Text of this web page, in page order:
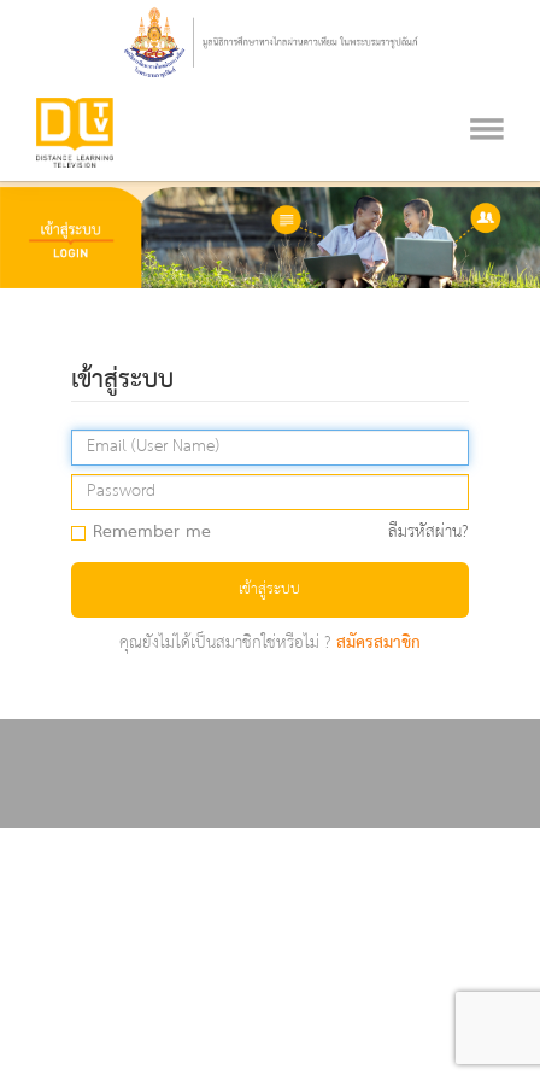
เข้าสู่ระบบ
Remember me ลืมรหัสผ่าน?
เข้าสู่ระบบ
คุณยังไม่ได้เป็นสมาชิกใช่หรือไม่ ?สมัครสมาชิก